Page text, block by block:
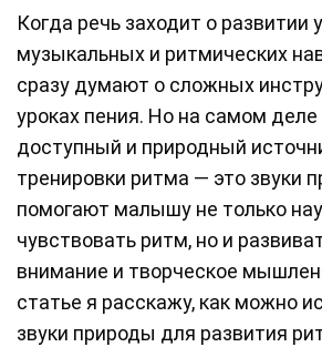
Когда речь заходит о развитии
музыкальных и ритмических
сразу думают о сложных
уроках пения. Но на самом
доступный и природный
тренировки ритма — это звуки
помогают малышу не только
чувствовать ритм, но и
внимание и творческое
статье я расскажу, как можно
звуки природы для развития